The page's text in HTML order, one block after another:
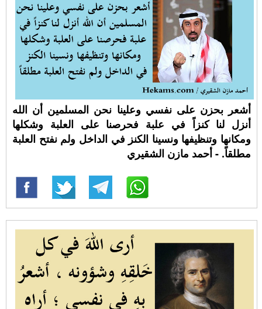
أشعر بحزن على نفسي وعلينا نحن المسلمين أن الله
أنزل لنا كنزاً في علبة فحرصنا على العلبة وشكلها
ومكانها وتنظيفها ونسينا الكنز في الداخل ولم نفتح العلبة
مطلقاً. - أحمد مازن الشقيري